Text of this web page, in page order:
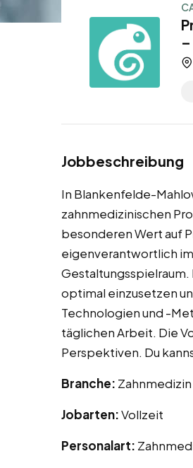
Jobbeschreibung
In Blankenfelde-
zahnmedizinischen
besonderen Wert auf
eigenverantwortlich
optimal einzusetzen
Technologien und -
täglichen Arbeit. Die
Perspektiven. Du
Branche: Zahnmedizin
Jobarten:Vollzeit
Personalart: